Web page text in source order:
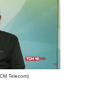
Telecom)